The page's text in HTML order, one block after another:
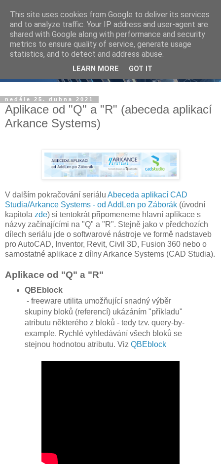
neděle 25. dubna 2021
Aplikace od "Q" a "R" (abeceda aplikací
Arkance Systems)
V dalším pokračování seriálu Abeceda aplikací CAD
Studia/Arkance Systems - od AddLen po Záborák (úvodní
kapitola zde) si tentokrát připomeneme hlavní aplikace s
názvy začínajícími na "Q" a "R". Stejně jako v předchozích
dílech seriálu jde o softwarové nástroje ve formě nadstaveb
pro AutoCAD, Inventor, Revit, Civil 3D, Fusion 360 nebo o
samostatné aplikace z dílny Arkance Systems (CAD Studia).
Aplikace od "Q" a "R"
QBEblock
- freeware utilita umožňující snadný výběr
skupiny bloků (referencí) ukázáním "příkladu"
atributu některého z bloků - tedy tzv. query-by-
example. Rychlé vyhledávání všech bloků se
stejnou hodnotou atributu. Viz QBEblock
This site uses cookies from Google to deliver its services
and to analyze traffic. Your IP address and user-agent are
shared with Google along with performance and security
metrics to ensure quality of service, generate usage
statistics, and to detect and address abuse.
LEARN MORE GOT IT